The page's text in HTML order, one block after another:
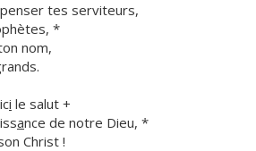
tes serviteurs,
*
nom,
i le salut +
ance de notre Dieu, *
Christ !